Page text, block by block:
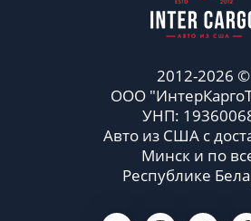
2012-2026 ©
ООО
УНП:
Авто из США с
Минск и по
Республике